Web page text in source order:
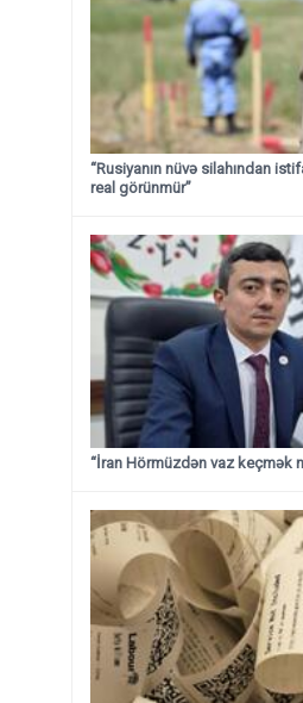
“Rusiyanın nüvə silahından
real görünmür”
“İran Hörmüzdən vaz keçmək